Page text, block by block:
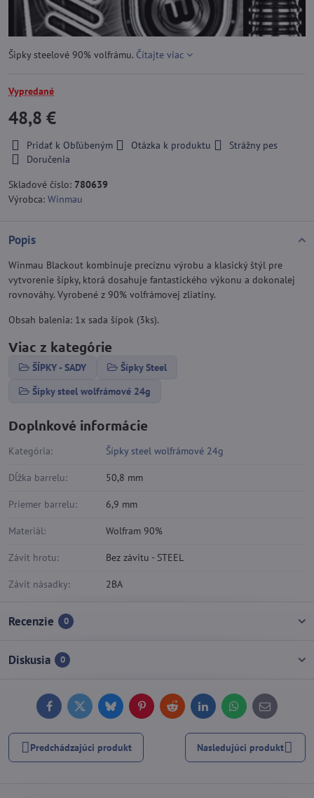
Šipky steelové 90% volfrámu. Čítajte viac
Vypredané
48,8 €
Pridať k Obľúbeným Otázka k produktu
Strážny pes
Doručenia
Skladové číslo: 780639
Výrobca: Winmau
Popis
Winmau Blackout kombinuje precíznu výrobu a klasický štýl pre
vytvorenie šípky, ktorá dosahuje fantastického výkonu a dokonalej
rovnováhy. Vyrobené z 90% volfrámovej zliatiny.
Obsah balenia: 1x sada šípok (3ks).
Viac z kategórie
ŠÍPKY - SADY
Šípky Steel
Šípky steel wolfrámové 24g
Doplnkové informácie
Kategória: Šípky steel wolfrámové 24g
Dĺžka barrelu: 50,8 mm
Priemer barrelu: 6,9 mm
Materiál: Wolfram 90%
Závit hrotu: Bez závitu - STEEL
Závit násadky: 2BA
Recenzie 0
Diskusia 0
FacebookTwitterBlueskyPinterestReddit LinkedInWhatsApp
E-
mail
Predchádzajúci produkt Nasledujúci produkt